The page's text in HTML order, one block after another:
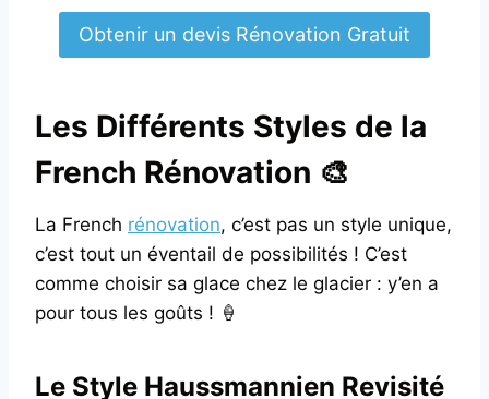
Obtenir un devis Rénovation Gratuit
Les Différents Styles de la
French Rénovation 🎨
La French rénovation, c’est pas un style unique,
c’est tout un éventail de possibilités ! C’est
comme choisir sa glace chez le glacier : y’en a
pour tous les goûts ! 🍦
Le Style Haussmannien Revisité